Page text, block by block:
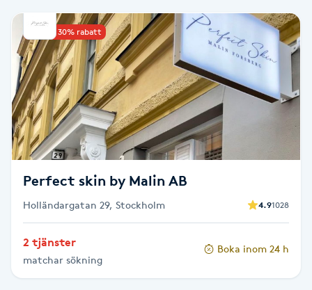
Babylights
Balayage
Bambumassage
Barber
Barnklippning
BIAB
Blowout
Upp till 30% rabatt
Perfect skin by Malin AB
Holländargatan 29, Stockholm 4.91028
2 tjänster
matchar sökning
Boka inom 24 h